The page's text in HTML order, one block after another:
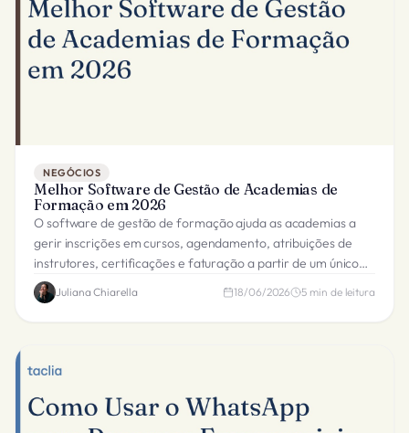
NEGÓCIOS
Melhor Software de Gestão de Academias de
Formação em 2026
O software de gestão de formação ajuda as academias a
gerir inscrições em cursos, agendamento, atribuições de
instrutores, certificações e faturação a partir de um único
sistema.
Juliana Chiarella 18/06/2026 5 min de leitura